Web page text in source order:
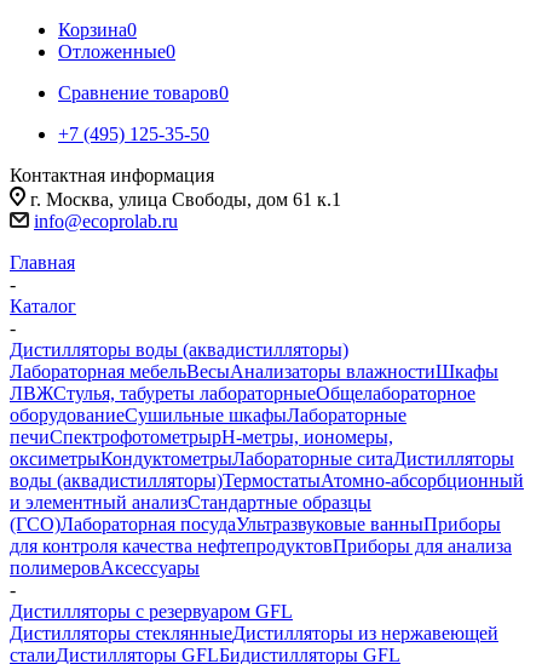
Корзина0
Отложенные0
Сравнение товаров0
+7 (495) 125-35-50
Контактная информация
г. Москва, улица Свободы, дом 61 к.1
info@ecoprolab.ru
Главная
-
Каталог
-
Дистилляторы воды (аквадистилляторы)
Лабораторная мебельВесыАнализаторы влажностиШкафы
ЛВЖСтулья, табуреты лабораторныеОбщелабораторное
оборудованиеСушильные шкафыЛабораторные
печиСпектрофотометрыpH-метры, иономеры,
оксиметрыКондуктометрыЛабораторные ситаДистилляторы
воды (аквадистилляторы)ТермостатыАтомно-абсорбционный
и элементный анализСтандартные образцы
(ГСО)Лабораторная посудаУльтразвуковые ванныПриборы
для контроля качества нефтепродуктовПриборы для анализа
полимеровАксессуары
-
Дистилляторы с резервуаром GFL
Дистилляторы стеклянныеДистилляторы из нержавеющей
сталиДистилляторы GFLБидистилляторы GFL